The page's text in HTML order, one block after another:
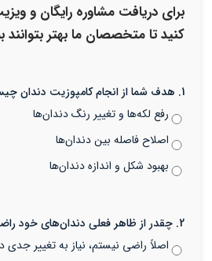
برای دریافت مشاوره رایگان و
کنید تا متخصصان ما بهتر
1. هدف شما از انجام کامپوزیت دندان چیست؟
رفع لکه‌ها و تغییر رنگ دندان‌ها
اصلاح فاصله بین دندان‌ها
بهبود شکل و اندازه دندان‌ها
2. چقدر از ظاهر فعلی دندان‌های خود راضی هستید؟
اصلاً راضی نیستم، نیاز به تغییر جدی